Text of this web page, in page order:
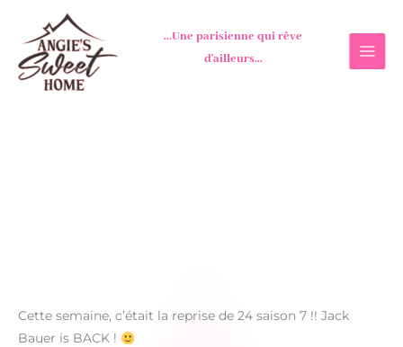
contenu
...Une parisienne qui rêve
d'ailleurs...
Cette semaine, c’était la reprise de 24 saison 7 !! Jack
Bauer is BACK !